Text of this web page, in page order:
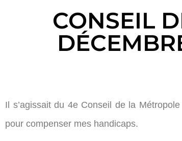
CONSEIL
Il s’agissait du 4e Conseil de la
pour compenser mes handicaps.